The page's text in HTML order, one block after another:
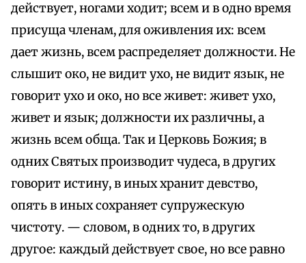
действует, ногами ходит; всем и в одно время
присуща членам, для оживления их: всем
дает жизнь, всем распределяет должности. Не
слышит око, не видит ухо, не видит язык, не
говорит ухо и око, но все живет: живет ухо,
живет и язык; должности их различны, а
жизнь всем обща. Так и Церковь Божия; в
одних Святых производит чудеса, в других
говорит истину, в иных хранит девство,
опять в иных сохраняет супружескую
чистоту. — словом, в одних то, в других
другое: каждый действует свое, но все равно